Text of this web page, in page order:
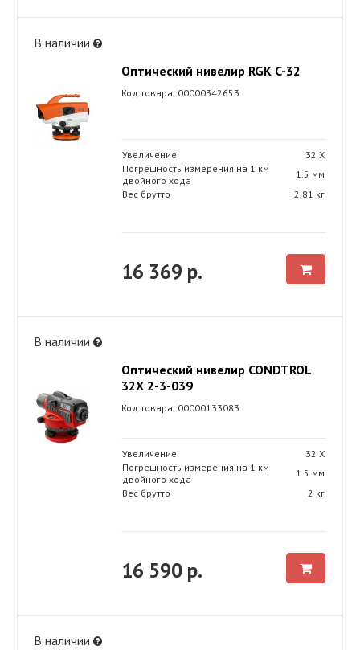
В наличии
Оптический нивелир RGK C-32
Код товара: 00000342653
Увеличение
32 Х
Погрешность измерения на 1 км
двойного хода
1.5 мм
Вес брутто
2.81 кг
16 369 р.
В наличии
Оптический нивелир CONDTROL
32X 2-3-039
Код товара: 00000133083
Увеличение
32 Х
Погрешность измерения на 1 км
двойного хода
1.5 мм
Вес брутто
2 кг
16 590 р.
В наличии